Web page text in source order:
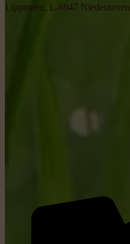
Lippmann, L-6947 Niederanven